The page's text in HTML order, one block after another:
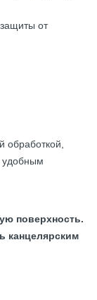
от
удобным
поверхность.
канцелярским